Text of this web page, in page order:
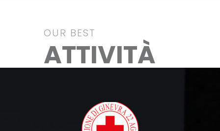
OUR BEST
ATTIVITÀ